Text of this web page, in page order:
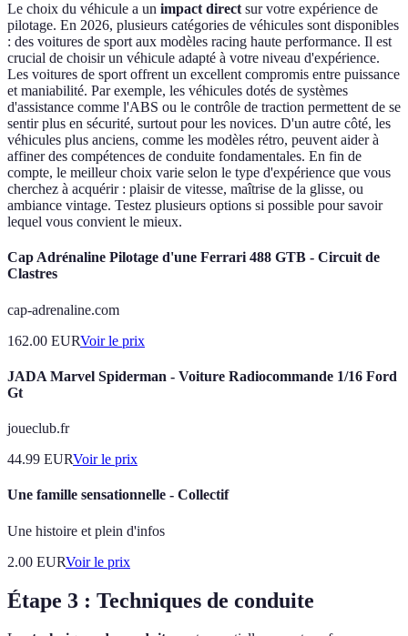
Le choix du véhicule a un impact direct sur votre expérience de
pilotage. En 2026, plusieurs catégories de véhicules sont disponibles
: des voitures de sport aux modèles racing haute performance. Il est
crucial de choisir un véhicule adapté à votre niveau d'expérience.
Les voitures de sport offrent un excellent compromis entre puissance
et maniabilité. Par exemple, les véhicules dotés de systèmes
d'assistance comme l'ABS ou le contrôle de traction permettent de se
sentir plus en sécurité, surtout pour les novices. D'un autre côté, les
véhicules plus anciens, comme les modèles rétro, peuvent aider à
affiner des compétences de conduite fondamentales. En fin de
compte, le meilleur choix varie selon le type d'expérience que vous
cherchez à acquérir : plaisir de vitesse, maîtrise de la glisse, ou
ambiance vintage. Testez plusieurs options si possible pour savoir
lequel vous convient le mieux.
Cap Adrénaline Pilotage d'une Ferrari 488 GTB - Circuit de
Clastres
cap-adrenaline.com
162.00 EURVoir le prix
JADA Marvel Spiderman - Voiture Radiocommande 1/16 Ford
Gt
joueclub.fr
44.99 EURVoir le prix
Une famille sensationnelle - Collectif
Une histoire et plein d'infos
2.00 EURVoir le prix
Étape 3 : Techniques de conduite